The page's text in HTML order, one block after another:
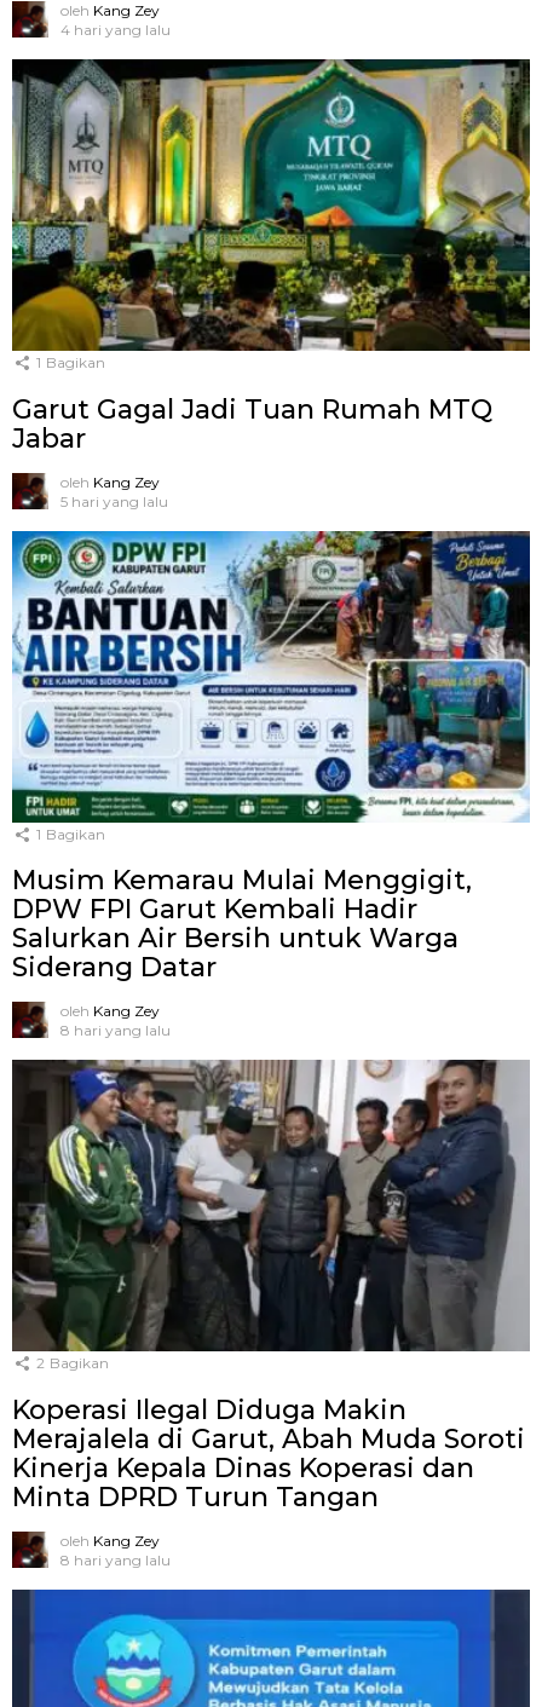
oleh Kang Zey
4 hari yang lalu
1 Bagikan
Garut Gagal Jadi Tuan Rumah MTQ
Jabar
oleh Kang Zey
5 hari yang lalu
1 Bagikan
Musim Kemarau Mulai Menggigit,
DPW FPI Garut Kembali Hadir
Salurkan Air Bersih untuk Warga
Siderang Datar
oleh Kang Zey
8 hari yang lalu
2 Bagikan
Koperasi Ilegal Diduga Makin
Merajalela di Garut, Abah Muda Soroti
Kinerja Kepala Dinas Koperasi dan
Minta DPRD Turun Tangan
oleh Kang Zey
8 hari yang lalu